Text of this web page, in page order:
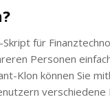
für
Personen
Klon können Sie